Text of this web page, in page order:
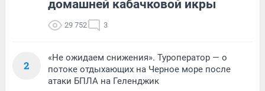
домашней кабачковой икры
29 752 3
2
«Не ожидаем снижения». Туроператор — о
потоке отдыхающих на Черное море после
атаки БПЛА на Геленджик